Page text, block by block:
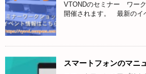
VTONDのセミナー ワー
開催されます。 最新のイ
スマートフォンのマニ